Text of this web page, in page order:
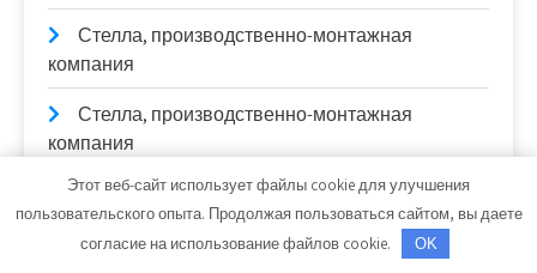
Стелла, производственно-монтажная
компания
Стелла, производственно-монтажная
компания
СТО
СТО
Этот веб-сайт использует файлы cookie для улучшения
пользовательского опыта. Продолжая пользоваться сайтом, вы даете
согласие на использование файлов cookie.
OK